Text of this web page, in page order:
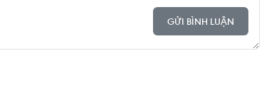
GỬI BÌNH LUẬN